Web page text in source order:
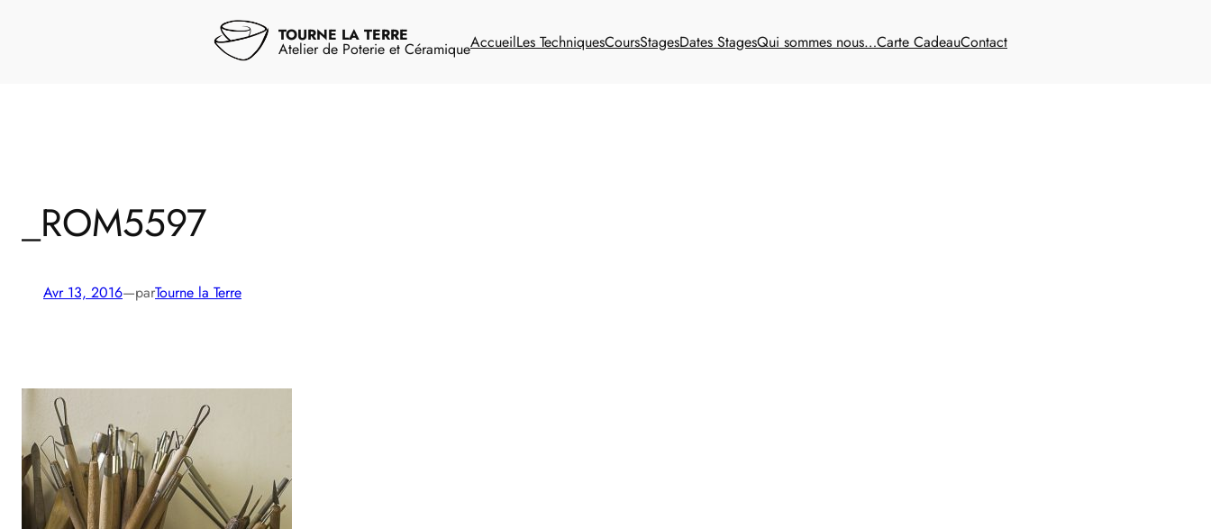
TOURNE LA TERRE
Atelier de Poterie et CéramiqueAccueilLes TechniquesCoursStagesDates StagesQui sommes nous…Carte CadeauContact
_ROM5597
Avr 13, 2016—parTourne la Terre